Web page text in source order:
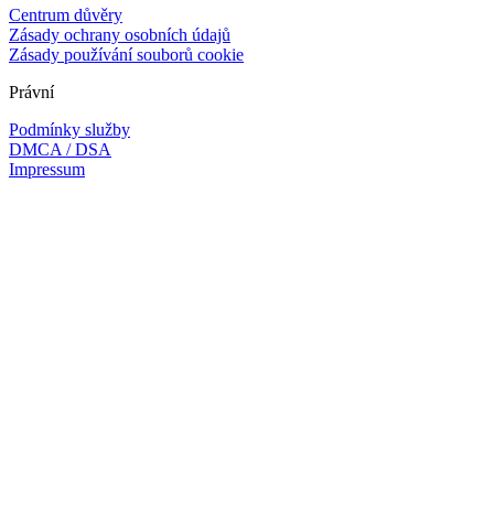
Centrum důvěry
Zásady ochrany osobních údajů
Zásady používání souborů cookie
Právní
Podmínky služby
DMCA / DSA
Impressum